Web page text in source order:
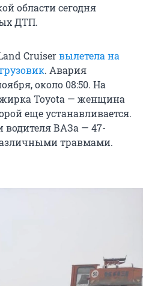
области сегодня
ДТП.
Cruiserвылетела на
. Авария
около 08:50. На
Toyota — женщина
еще устанавливается.
водителя ВАЗа — 47-
травмами.